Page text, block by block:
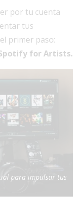
por tu cuenta
tus
primer paso:
for Artists.
para impulsar tus